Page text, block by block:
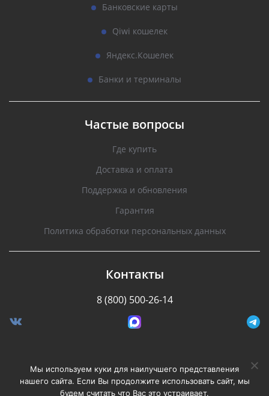
Банковские карты
Qiwi кошелек
Яндекс.Кошелек
Банки и терминалы
Частые вопросы
Где купить
Доставка и оплата
Поддержка и обновления
Гарантия
Политика обработки персональных данных
Контакты
8 (800) 500-26-14
Разработано Stormcorp
Мы используем куки для наилучшего представления
нашего сайта. Если Вы продолжите использовать сайт, мы
будем считать что Вас это устраивает.